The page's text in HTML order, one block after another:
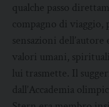
qualche passo
compagno di viaggio,
sensazioni
valori umani,
lui trasmette. Il
dall’Accademia